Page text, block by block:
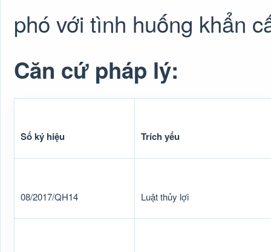
phó với tình huống khẩn
Căn cứ pháp lý:
Số ký hiệu Trích yếu
08/2017/QH14 Luật thủy lợi